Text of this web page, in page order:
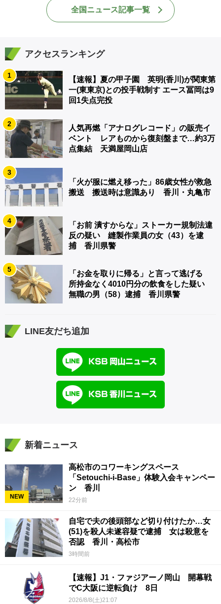
全国ニュース記事一覧
アクセスランキング
1
【速報】夏の甲子園 英明(香川)が関東第
一(東東京)との投手戦制す エース冨岡は9
回1失点完投
2
人気再燃「アナログレコード」の販売イ
ベント レアものから復刻盤まで…約3万
点集結 天満屋岡山店
3
「火が服に燃え移った」86歳女性が救急
搬送 搬送時は意識あり 香川・丸亀市
4
「お前 潰すからな」ストーカー規制法違
反の疑い 縫製作業員の女（43）を逮
捕 香川県警
5
「お金を取りに帰る」と言って逃げる
所持金なく4010円分の飲食をした疑い
無職の男（58）逮捕 香川県警
LINE友だち追加
新着ニュース
NEW
高松市のコワーキングスペース
「Setouchi-i-Base」体験入会キャンペー
ン 香川
22分前
自宅で夫の後頭部など切り付けたか…女
(51)を殺人未遂容疑で逮捕 女は殺意を
否認 香川・高松市
3時間前
【速報】J1・ファジアーノ岡山 開幕戦
でC大阪に逆転負け 8日
2026/8/8(土)21:07